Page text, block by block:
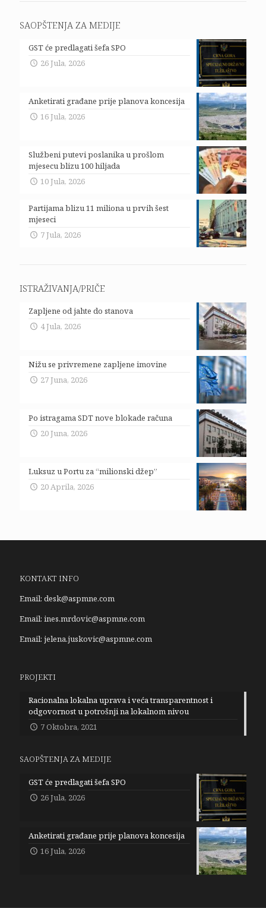
SAOPŠTENJA ZA MEDIJE
GST će predlagati šefa SPO
26 Jula, 2026
Anketirati građane prije planova koncesija
16 Jula, 2026
Službeni putevi poslanika u prošlom
mjesecu blizu 100 hiljada
10 Jula, 2026
Partijama blizu 11 miliona u prvih šest
mjeseci
7 Jula, 2026
ISTRAŽIVANJA/PRIČE
Zapljene od jahte do stanova
4 Jula, 2026
Nižu se privremene zapljene imovine
27 Juna, 2026
Po istragama SDT nove blokade računa
20 Juna, 2026
Luksuz u Portu za “milionski džep”
20 Aprila, 2026
KONTAKT INFO
Email: desk@aspmne.com
Email: ines.mrdovic@aspmne.com
Email: jelena.juskovic@aspmne.com
PROJEKTI
Racionalna lokalna uprava i veća transparentnost i
odgovornost u potrošnji na lokalnom nivou
7 Oktobra, 2021
SAOPŠTENJA ZA MEDIJE
GST će predlagati šefa SPO
26 Jula, 2026
Anketirati građane prije planova koncesija
16 Jula, 2026